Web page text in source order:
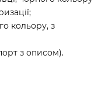
кольору, з
з описом).